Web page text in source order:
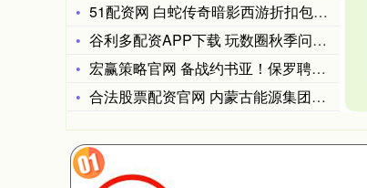
51配资网 白蛇传奇暗影西游折扣包服 西游传奇五雷术激活方式
谷利多配资APP下载 玩数圈秋季问卷挑战：参与越多奖励越丰厚
宏赢策略官网 备战约书亚！保罗聘请三大重量级悍将担任陪练，堪
合法股票配资官网 内蒙古能源集团否认“秋招拟招录6400人”